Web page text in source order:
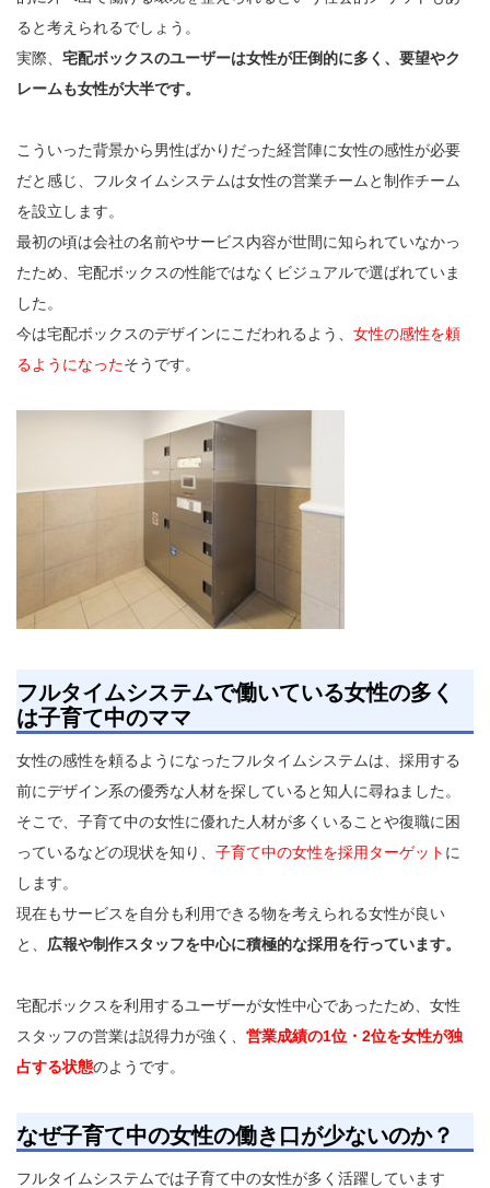
ると考えられるでしょう。
実際、 宅配ボックスのユーザーは女性が圧倒的に多く、要望やク
レームも女性が大半です。
こういった背景から男性ばかりだった経営陣に女性の感性が必要
だと感じ、フルタイムシステムは女性の営業チームと制作チーム
を設立します。
最初の頃は会社の名前やサービス内容が世間に知られていなかっ
たため、宅配ボックスの性能ではなくビジュアルで選ばれていま
した。
今は宅配ボックスのデザインにこだわれるよう、 女性の感性を頼
るようになったそうです。
フルタイムシステムで働いている女性の多く
は子育て中のママ
女性の感性を頼るようになったフルタイムシステムは、採用する
前にデザイン系の優秀な人材を探していると知人に尋ねました。
そこで、子育て中の女性に優れた人材が多くいることや復職に困
っているなどの現状を知り、 子育て中の女性を採用ターゲット に
します。
現在もサービスを自分も利用できる物を考えられる女性が良い
と、 広報や制作スタッフを中心に積極的な採用を行っています。
宅配ボックスを利用するユーザーが女性中心であったため、女性
スタッフの営業は説得力が強く、 営業成績の1位・2位を女性が独
占する状態のようです。
なぜ子育て中の女性の働き口が少ないのか？
フルタイムシステムでは子育て中の女性が多く活躍しています